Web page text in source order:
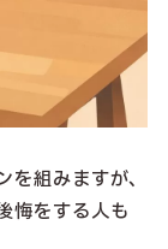
組みますが、
悔をする人も